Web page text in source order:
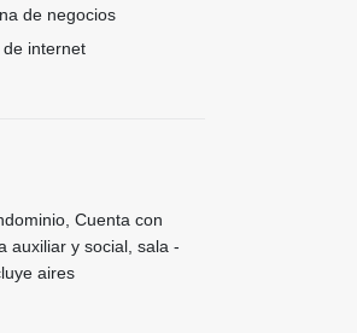
de negocios
de internet
Cuenta con
auxiliar y social, sala -
aires